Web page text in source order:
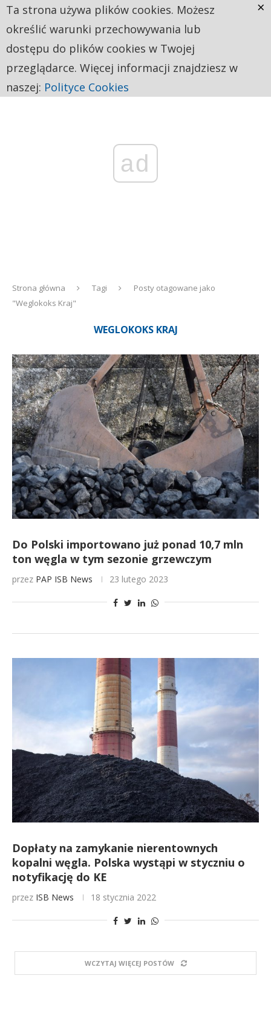
ad
Strona główna Tagi
Posty otagowane jako
"Weglokoks Kraj"
WEGLOKOKS KRAJ
Do Polski importowano już ponad 10,7 mln
ton węgla w tym sezonie grzewczym
przez PAP ISB News 23 lutego 2023
Dopłaty na zamykanie nierentownych
kopalni węgla. Polska wystąpi w styczniu o
notyfikację do KE
przez ISB News 18 stycznia 2022
WCZYTAJ WIĘCEJ POSTÓW
Ta strona używa plików cookies. Możesz
określić warunki przechowywania lub
dostępu do plików cookies w Twojej
przeglądarce. Więcej informacji znajdziesz w
naszej: Polityce Cookies
×